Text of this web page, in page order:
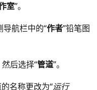
室”。
航栏中的“作者”铅笔图
后选择“管道”。
名称更改为“运行